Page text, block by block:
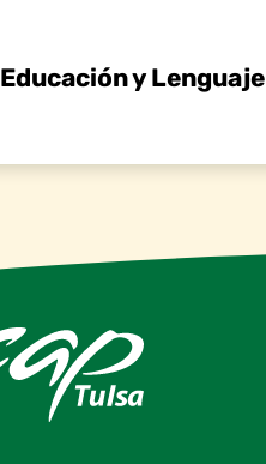
Educación y Lenguaje